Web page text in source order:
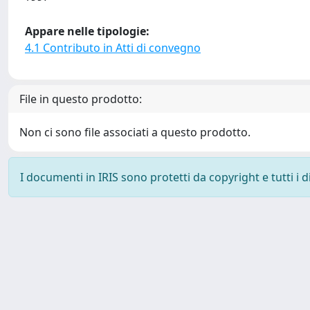
Appare nelle tipologie:
4.1 Contributo in Atti di convegno
File in questo prodotto:
Non ci sono file associati a questo prodotto.
I documenti in IRIS sono protetti da copyright e tutti i